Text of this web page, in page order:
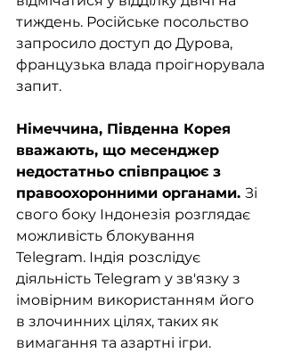
тиждень. Російське посольство
запросило доступ до Дурова,
французька влада проігнорувала
запит.
Німеччина, Південна Корея
вважають, що месенджер
недостатньо співпрацює з
правоохоронними органами. Зі
свого боку Індонезія розглядає
можливість блокування
Telegram. Індія розслідує
діяльність Telegram у зв'язку з
імовірним використанням його
в злочинних цілях, таких як
вимагання та азартні ігри.